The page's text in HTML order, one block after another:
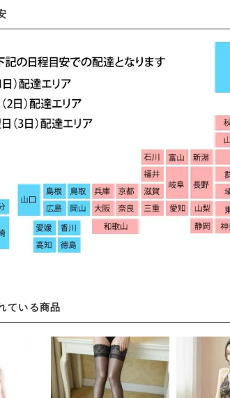
ている商品